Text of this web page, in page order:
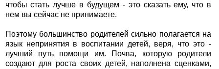
чтобы стать лучше в будущем - это сказать ему, что в
нем вы сейчас не принимаете.
Поэтому большинство родителей сильно полагается на
язык непринятия в воспитании детей, веря, что это -
лучший путь помощи им. Почва, которую родители
создают для роста своих детей, наполнена сценками,